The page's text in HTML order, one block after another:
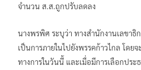
จำนวน ส.ส.ถูกปรับลดลง
นางพรพิศ ระบุว่า ทางสำนักงานเลขาธิ
เป็นการภายในไปยังพรรคก้าวไกล โดย
ทางการในวันนี้ และเมื่อมีการเลือกปร